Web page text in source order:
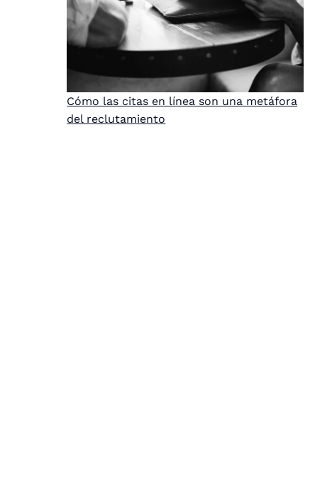
Cómo las citas en línea son una metáfora
del reclutamiento